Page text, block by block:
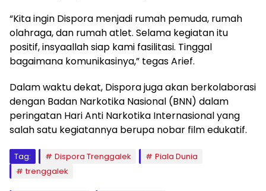
“Kita ingin Dispora menjadi rumah pemuda, rumah
olahraga, dan rumah atlet. Selama kegiatan itu
positif, insyaallah siap kami fasilitasi. Tinggal
bagaimana komunikasinya,” tegas Arief.
Dalam waktu dekat, Dispora juga akan berkolaborasi
dengan Badan Narkotika Nasional (BNN) dalam
peringatan Hari Anti Narkotika Internasional yang
salah satu kegiatannya berupa nobar film edukatif.
Tag: Dispora Trenggalek
Piala Dunia
trenggalek